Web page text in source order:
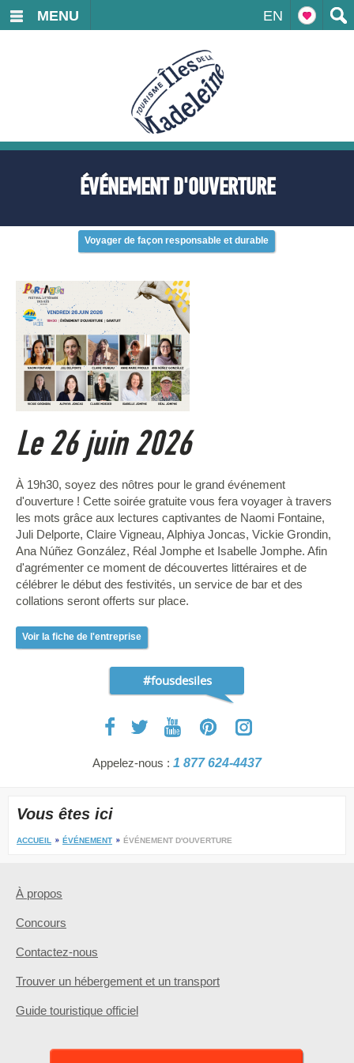
EN
MENU
ÉVÉNEMENT D'OUVERTURE
Voyager de façon responsable et durable
Le 26 juin 2026
À 19h30, soyez des nôtres pour le grand événement
d'ouverture ! Cette soirée gratuite vous fera voyager à travers
les mots grâce aux lectures captivantes de Naomi Fontaine,
Juli Delporte, Claire Vigneau, Alphiya Joncas, Vickie Grondin,
Ana Núñez González, Réal Jomphe et Isabelle Jomphe. Afin
d'agrémenter ce moment de découvertes littéraires et de
célébrer le début des festivités, un service de bar et des
collations seront offerts sur place.
Voir la fiche de l'entreprise
#fousdesiles
Appelez-nous : 1 877 624-4437
Vous êtes ici
ACCUEIL ÉVÉNEMENT ÉVÉNEMENT D'OUVERTURE
À propos
Concours
Contactez-nous
Trouver un hébergement et un transport
Guide touristique officiel